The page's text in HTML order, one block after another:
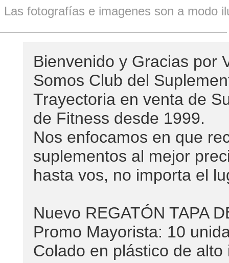
Las fotografías e imagenes son a modo
Bienvenido y Gracias por
Somos Club del
Trayectoria en venta de
de Fitness desde 1999.
Nos enfocamos en que
suplementos al mejor
hasta vos, no importa el
Nuevo REGATÓN TAPA
Promo Mayorista: 10
Colado en plástico de alto